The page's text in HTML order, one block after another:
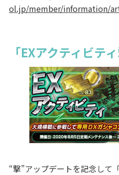
ol.jp/member/information/
「EXアクティビテ
“撃”アップデートを記念して